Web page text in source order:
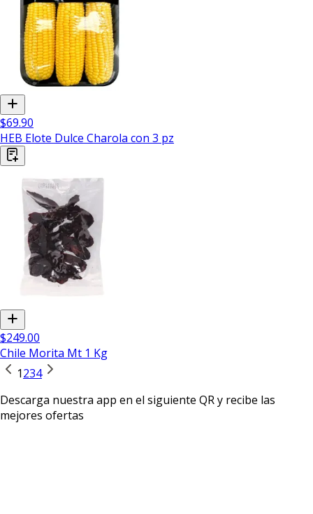
$69.90
HEB Elote Dulce Charola con 3 pz
$249.00
Chile Morita Mt 1 Kg
1234
Descarga nuestra app en el siguiente QR y recibe las
mejores ofertas